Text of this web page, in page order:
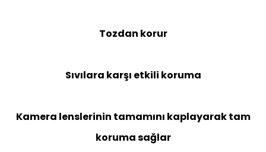
Tozdan korur
Sıvılara karşı etkili koruma
Kamera lenslerinin tamamını kaplayarak tam
koruma sağlar